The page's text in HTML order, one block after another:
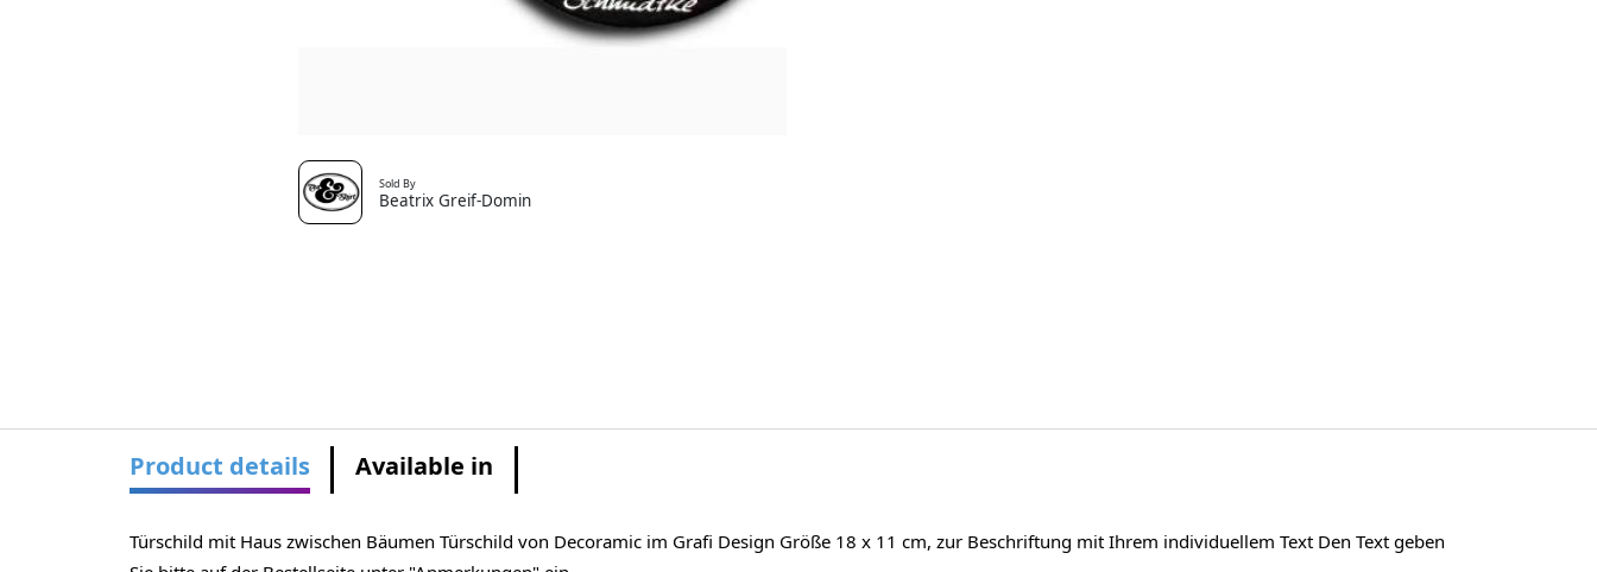
Sold By
Beatrix Greif-Domin
Product details Available in
Türschild mit Haus zwischen Bäumen Türschild von Decoramic im Grafi Design Größe 18 x 11 cm, zur Beschriftung mit Ihrem individuellem Text Den Text geben